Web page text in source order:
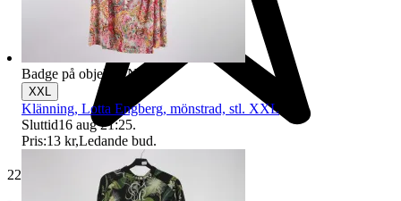
229 587 omdömen
Badge på objektet:Ny
XXL
Klänning, Lotta Engberg, mönstrad, stl. XXL
Sluttid16 aug 21:25.
Pris:13 kr,Ledande bud.